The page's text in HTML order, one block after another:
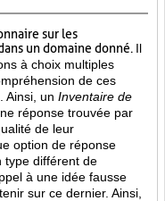
sur les
un domaine donné. Il
à choix multiples
de ces
un Inventaire de
réponse trouvée par
de leur
option de réponse
type différent de
à une idée fausse
sur ce dernier. Ainsi,